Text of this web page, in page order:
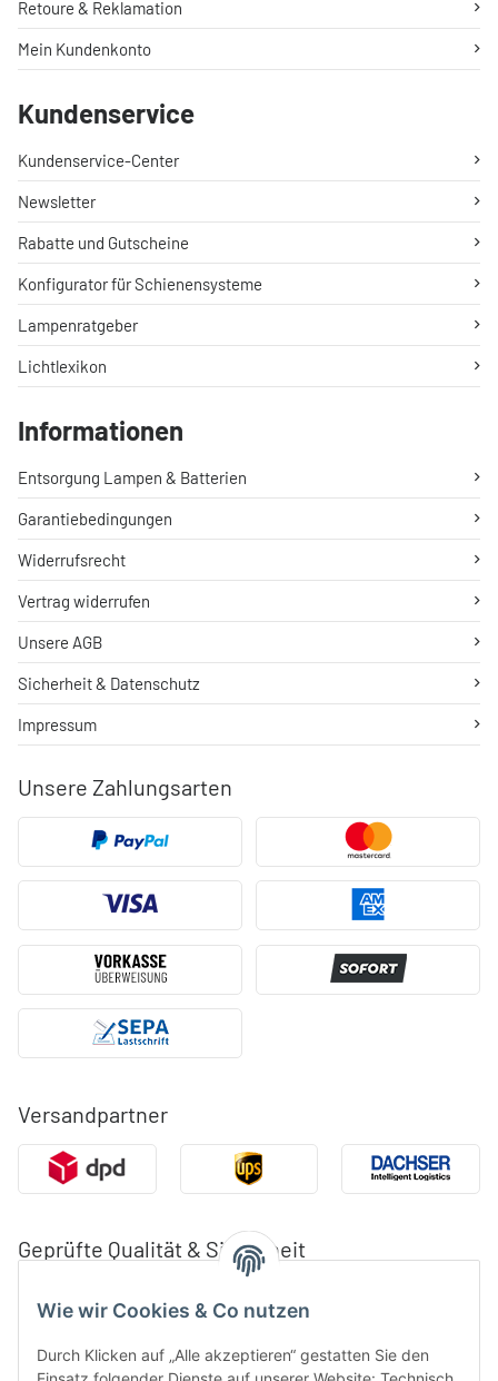
Wie wir Cookies & Co nutzen
Durch Klicken auf „Alle akzeptieren“ gestatten Sie den
Unsere Zahlungsarten
Versandpartner
Geprüfte Qualität & Sicherheit
Retoure & Reklamation
Mein Kundenkonto
Kundenservice
Kundenservice-Center
Newsletter
Rabatte und Gutscheine
Konfigurator für Schienensysteme
Lampenratgeber
Lichtlexikon
Informationen
Entsorgung Lampen & Batterien
Garantiebedingungen
Widerrufsrecht
Vertrag widerrufen
Unsere AGB
Sicherheit & Datenschutz
Impressum